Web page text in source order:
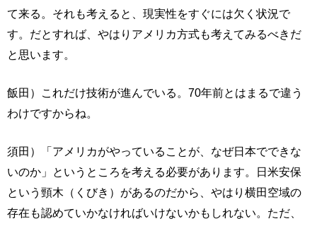
て来る。それも考えると、現実性をすぐには欠く状況で
す。だとすれば、やはりアメリカ方式も考えてみるべきだ
と思います。
飯田）これだけ技術が進んでいる。70年前とはまるで違う
わけですからね。
須田）「アメリカがやっていることが、なぜ日本でできな
いのか」というところを考える必要があります。日米安保
という頸木（くびき）があるのだから、やはり横田空域の
存在も認めていかなければいけないかもしれない。ただ、